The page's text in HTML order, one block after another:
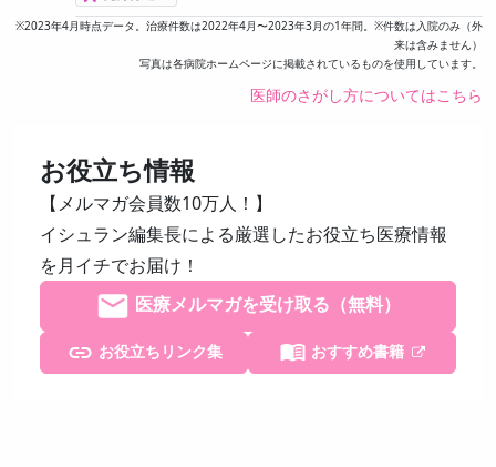
※2023年4月時点データ。治療件数は2022年4月〜2023年3月の1年間。※件数は入院のみ（外
来は含みません）
写真は各病院ホームページに掲載されているものを使用しています。
医師のさがし方についてはこちら
お役立ち情報
【メルマガ会員数10万人！】
イシュラン編集長による厳選したお役立ち医療情報
を月イチでお届け！
医療メルマガを受け取る（無料）
お役立ちリンク集 おすすめ書籍